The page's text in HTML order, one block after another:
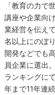
「教育の力で
講座や企業向
業経営を伝え
名以上にのぼ
開発などでも
員企業に選出
ランキングに
年まで11年連